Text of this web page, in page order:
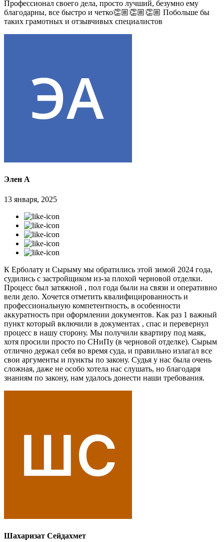
Профессионал своего дела, просто лучший, безумно ему
благодарны, все быстро и четко👏🏼👏🏼👏🏼 Побольше бы
таких грамотных и отзывчивых специалистов
Элен А
13 января, 2025
К Ерболату и Сырыму мы обратились этой зимой 2024 года,
судились с застройщиком из-за плохой черновой отделки.
Процесс был затяжной , пол года были на связи и оперативно
вели дело. Хочется отметить квалифицированность и
профессиональную компетентность, в особенности
аккуратность при оформлении документов. Как раз 1 важный
пункт который включили в документах , спас и перевернул
процесс в нашу сторону. Мы получили квартиру под маяк,
хотя просили просто по СНиПу (в черновой отделке). Сырым
отлично держал себя во время суда, и правильно излагал все
свои аргументы и пункты по закону. Судья у нас была очень
сложная, даже не особо хотела нас слушать, но благодаря
знаниям по закону, нам удалось донести наши требования.
Шахаризат Сейдахмет